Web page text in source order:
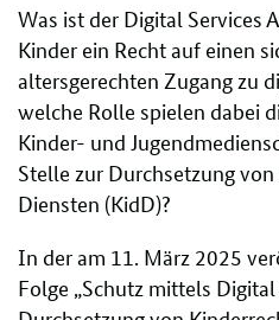
Was ist der Digital Services
Kinder ein Recht auf einen
altersgerechten Zugang zu
welche Rolle spielen dabei
Kinder- und
Stelle zur Durchsetzung
Diensten (KidD)?
In der am 11. März 2025
Folge „Schutz mittels